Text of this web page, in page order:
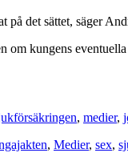
det sättet, säger
kungens
, medier,
, Medier, sex,